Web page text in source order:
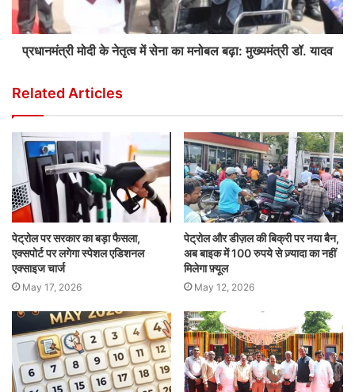
प्रधानमंत्री मोदी के नेतृत्व में सेना का मनोबल बढ़ा: मुख्यमंत्री डॉ. यादव
Related Articles
पेट्रोल पर सरकार का बड़ा फैसला,
एक्सपोर्ट पर लगेगा स्पेशल एडिशनल
एक्साइज चार्ज
May 17, 2026
पेट्रोल और डीज़ल की बिक्री पर नया बैन,
अब बाइक में 100 रुपये से ज़्यादा का नहीं
मिलेगा फ़्यूल
May 12, 2026